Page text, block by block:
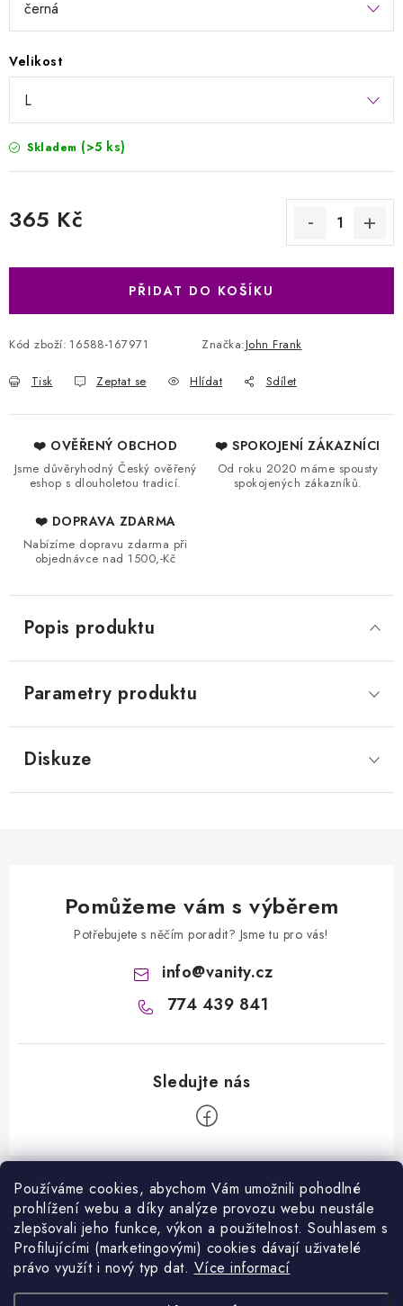
Používáme cookies, abychom Vám umožnili pohodlné
prohlížení webu a díky analýze provozu webu neustále
zlepšovali jeho funkce, výkon a použitelnost. Souhlasem s
Profilujícími (marketingovými) cookies dávají uživatelé
právo využít i nový typ dat. Více informací
Velikost
Skladem (>5 ks)
365 Kč
PŘIDAT DO KOŠÍKU
Kód zboží: 16588-167971 Značka:John Frank
Tisk Zeptat se Hlídat Sdílet
❤️ OVĚŘENÝ OBCHOD
Jsme důvěryhodný Český ověřený
eshop s dlouholetou tradicí.
❤️ SPOKOJENÍ ZÁKAZNÍCI
Od roku 2020 máme spousty
spokojených zákazníků.
❤️ DOPRAVA ZDARMA
Nabízíme dopravu zdarma při
objednávce nad 1500,-Kč
Popis produktu
Parametry produktu
Diskuze
Pomůžeme vám s výběrem
Potřebujete s něčím poradit? Jsme tu pro vás!
info@vanity.cz
774 439 841
Z
Informace pro vás
Kontakty
Jak nakupovat
Facebook
Přijímáme online platby